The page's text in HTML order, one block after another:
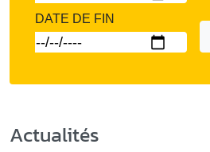
DATE DE FIN
Actualités